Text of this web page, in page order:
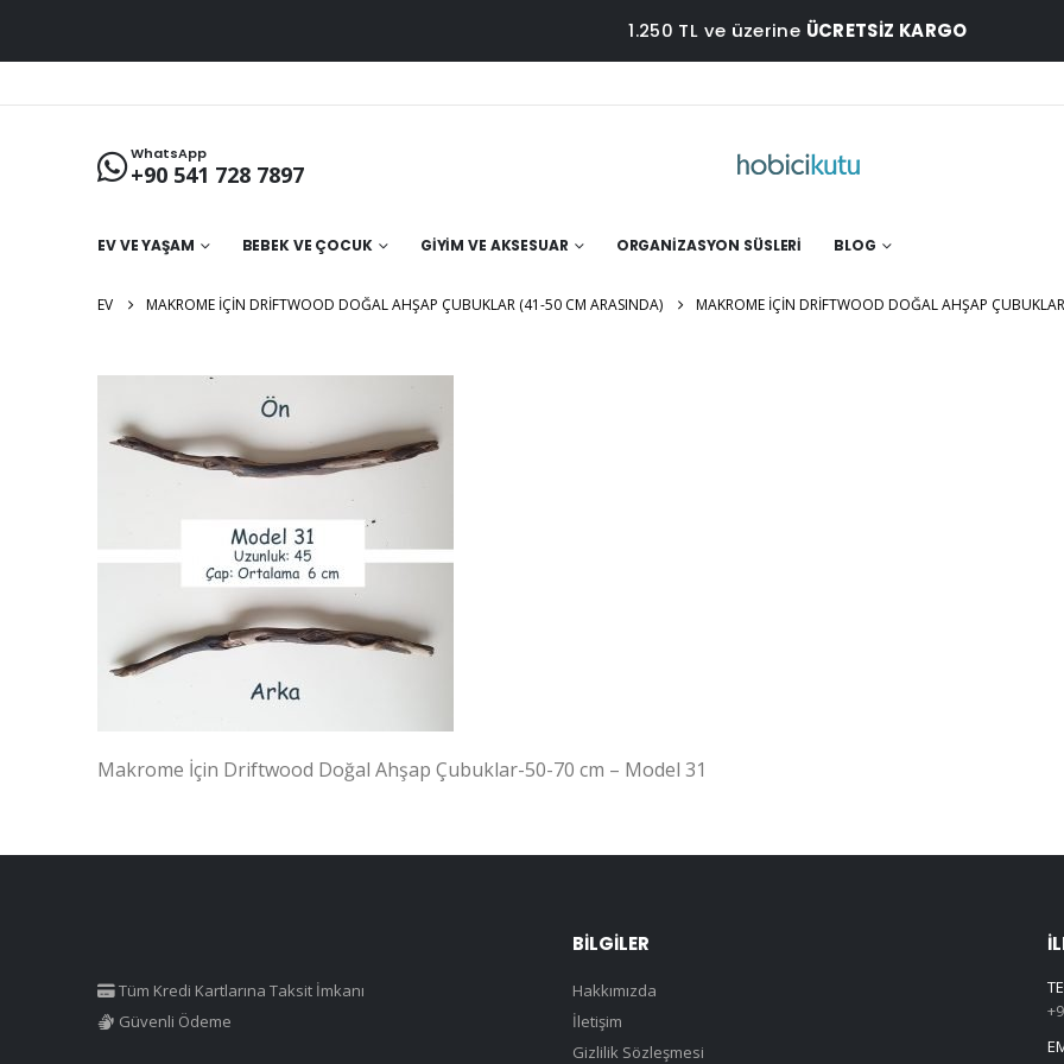
1.250 TL ve üzerine ÜCRETSİZ KARGO
WhatsApp
+90 541 728 7897
EV VE YAŞAM BEBEK VE ÇOCUK GIYIM VE AKSESUAR ORGANIZASYON SÜSLERI BLOG
EV MAKROME İÇIN DRIFTWOOD DOĞAL AHŞAP ÇUBUKLAR (41-50 CM ARASINDA) MAKROME İÇIN DRIFTWOOD DOĞAL AHŞAP
Makrome İçin Driftwood Doğal Ahşap Çubuklar-50-70 cm – Model 31
Tüm Kredi Kartlarına Taksit İmkanı
Güvenli Ödeme
BILGILER
Hakkımızda
İletişim
Gizlilik Sözleşmesi